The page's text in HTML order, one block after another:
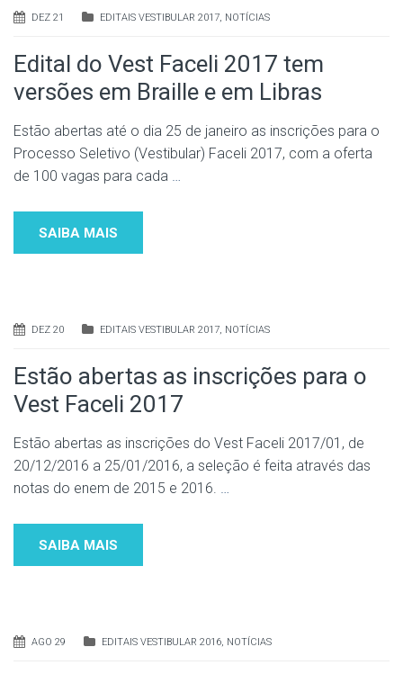
DEZ 21 EDITAIS VESTIBULAR 2017, NOTÍCIAS
Edital do Vest Faceli 2017 tem
versões em Braille e em Libras
Estão abertas até o dia 25 de janeiro as inscrições para o
Processo Seletivo (Vestibular) Faceli 2017, com a oferta
de 100 vagas para cada …
SAIBA MAIS
DEZ 20 EDITAIS VESTIBULAR 2017, NOTÍCIAS
Estão abertas as inscrições para o
Vest Faceli 2017
Estão abertas as inscrições do Vest Faceli 2017/01, de
20/12/2016 a 25/01/2016, a seleção é feita através das
notas do enem de 2015 e 2016. …
SAIBA MAIS
AGO 29 EDITAIS VESTIBULAR 2016, NOTÍCIAS